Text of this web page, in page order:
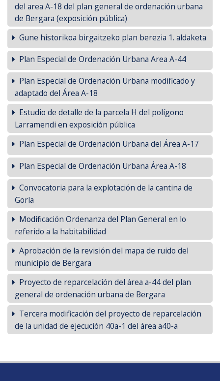
del area A-18 del plan general de ordenación urbana
de Bergara (exposición pública)
Gune historikoa birgaitzeko plan berezia 1. aldaketa
Plan Especial de Ordenación Urbana Area A-44
Plan Especial de Ordenación Urbana modificado y
adaptado del Área A-18
Estudio de detalle de la parcela H del polígono
Larramendi en exposición pública
Plan Especial de Ordenación Urbana del Área A-17
Plan Especial de Ordenación Urbana Área A-18
Convocatoria para la explotación de la cantina de
Gorla
Modificación Ordenanza del Plan General en lo
referido a la habitabilidad
Aprobación de la revisión del mapa de ruido del
municipio de Bergara
Proyecto de reparcelación del área a-44 del plan
general de ordenación urbana de Bergara
Tercera modificación del proyecto de reparcelación
de la unidad de ejecución 40a-1 del área a40-a